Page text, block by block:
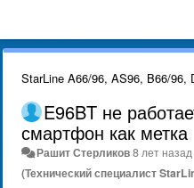
StarLine A66/96, AS96, B66/96,
E96BT не
смартфон как метка
Рашит Стерликов8 лет назад
(Технический специалист